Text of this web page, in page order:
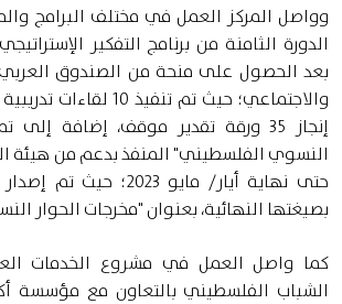
وواصل المركز العمل في مختلف البرامج
الدورة الثامنة من برنامج التفكير
بعد الحصول على منحة من الصندوق العربي
والاجتماعي؛ حيث تم تنفيذ
إنجاز 35 ورقة تقدير موقف، إضافة إلى
النسوي الفلسطيني" المنفذ بدعم من هيئة
حتى نهاية أيار/ مايو 2023؛
بصيغتها النهائية، بعنوان "مخرجات الحوار
كما واصل العمل في مشروع الخدمات
الشباب الفلسطيني بالتعاون مع مؤسسة